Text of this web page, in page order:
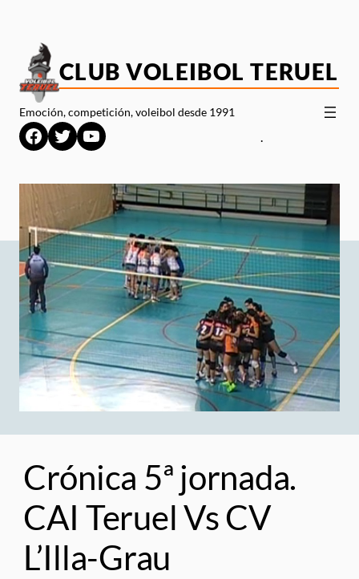
contenido
CLUB VOLEIBOL TERUEL
Emoción, competición, voleibol desde 1991
Facebook
TwitterYouTube .
Crónica 5ª jornada.
CAI Teruel Vs CV
L’Illa-Grau